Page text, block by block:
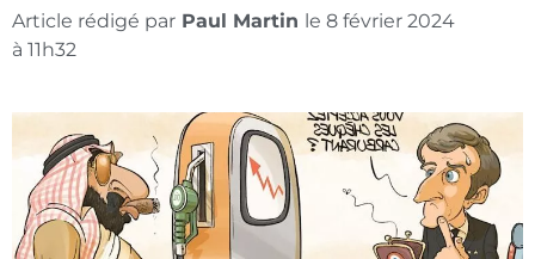
Article rédigé par Paul Martin le 8 février 2024
à 11h32